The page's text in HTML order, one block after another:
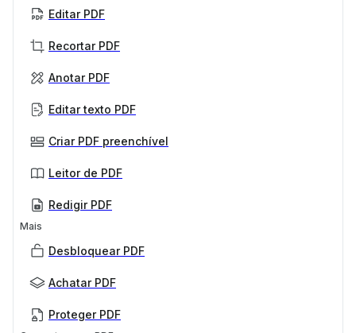
Editar PDF
Recortar PDF
Anotar PDF
Editar texto PDF
Criar PDF preenchível
Leitor de PDF
Redigir PDF
Mais
Desbloquear PDF
Achatar PDF
Proteger PDF